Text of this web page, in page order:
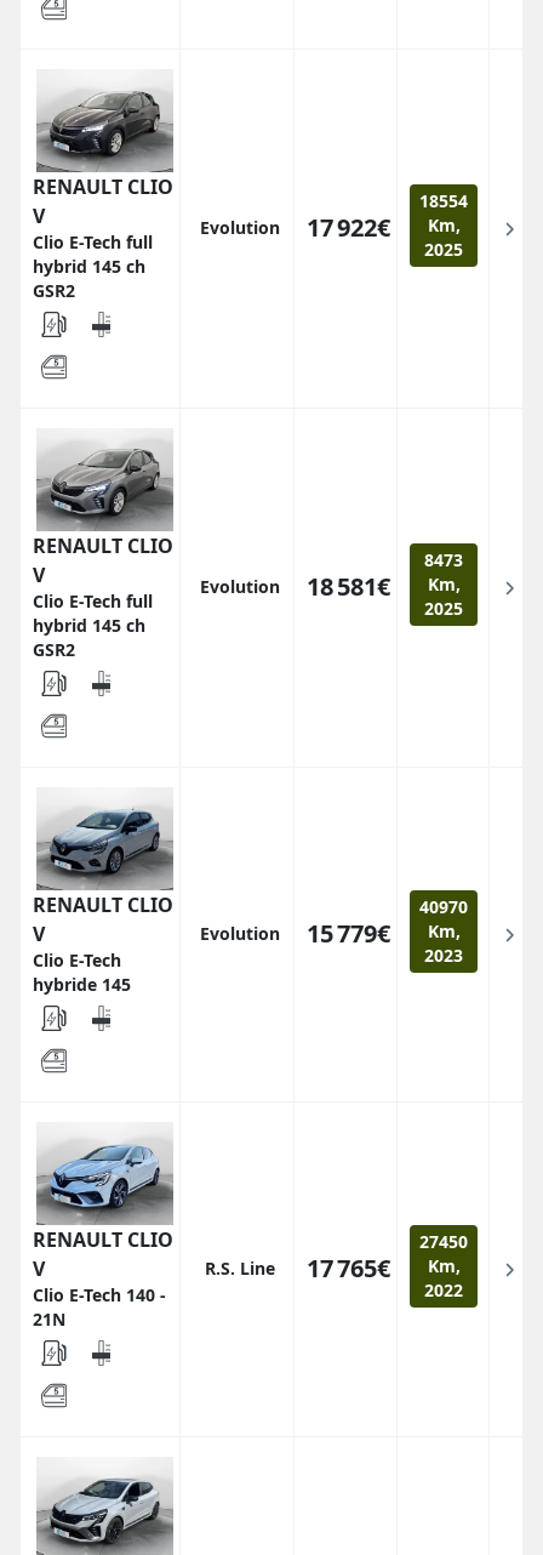
RENAULT CLIO
V
Clio E-Tech full
hybrid 145 ch
GSR2
Evolution 17 922€
18554
Km,
2025
RENAULT CLIO
V
Clio E-Tech full
hybrid 145 ch
GSR2
Evolution 18 581€
8473
Km,
2025
RENAULT CLIO
V
Clio E-Tech
hybride 145
Evolution 15 779€
40970
Km,
2023
RENAULT CLIO
V
Clio E-Tech 140 -
21N
R.S. Line 17 765€
27450
Km,
2022